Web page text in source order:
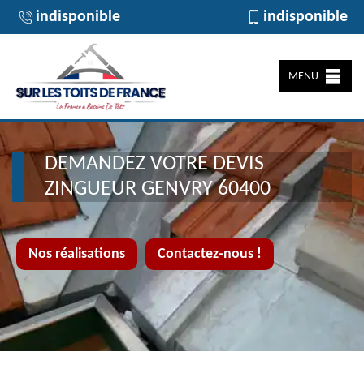
indisponible indisponible
MENU
Nos réalisations Contactez-nous !
DEMANDEZ VOTRE DEVIS
ZINGUEUR GENVRY 60400